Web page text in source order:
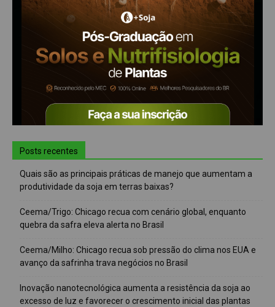
Posts recentes
Quais são as principais práticas de manejo que aumentam a
produtividade da soja em terras baixas?
Ceema/Trigo: Chicago recua com cenário global, enquanto
quebra da safra eleva alerta no Brasil
Ceema/Milho: Chicago recua sob pressão do clima nos EUA e
avanço da safrinha trava negócios no Brasil
Inovação nanotecnológica aumenta a resistência da soja ao
excesso de luz e favorecer o crescimento inicial das plantas